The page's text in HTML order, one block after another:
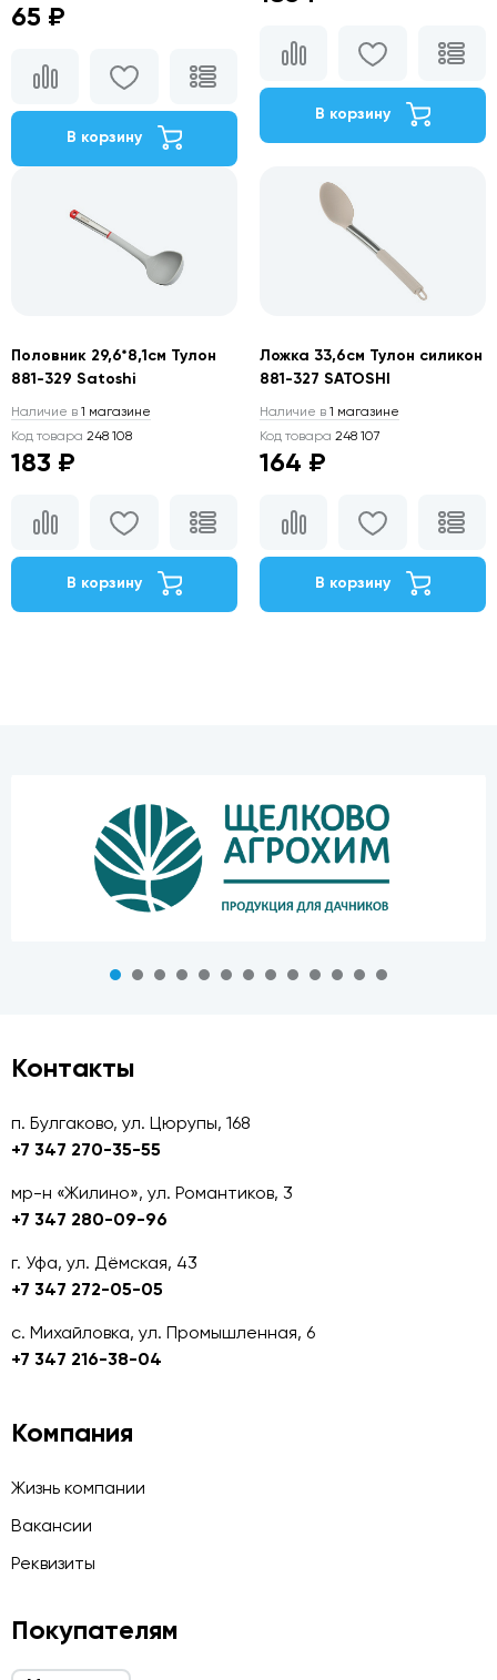
65 ₽
В корзину
В корзину
Половник 29,6*8,1см Тулон
881-329 Satoshi
Наличие в 1 магазине
Код товара 248 108
183 ₽
В корзину
Ложка 33,6см Тулон силикон
881-327 SATOSHI
Наличие в 1 магазине
Код товара 248 107
164 ₽
В корзину
Контакты
п. Булгаково, ул. Цюрупы, 168
+7 347 270-35-55
мр-н «Жилино», ул. Романтиков, 3
+7 347 280-09-96
г. Уфа, ул. Дёмская, 43
+7 347 272-05-05
с. Михайловка, ул. Промышленная, 6
+7 347 216-38-04
Компания
Жизнь компании
Вакансии
Реквизиты
Покупателям